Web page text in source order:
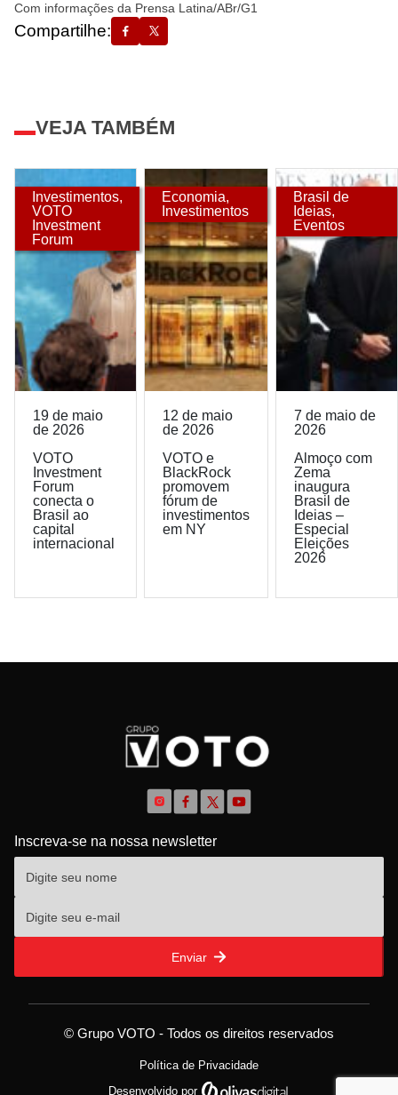
Com informações da Prensa Latina/ABr/G1
Compartilhe:
VEJA TAMBÉM
Investimentos,
VOTO
Investment
Forum
19 de maio
de 2026
VOTO
Investment
Forum
conecta o
Brasil ao
capital
internacional
Economia,
Investimentos
12 de maio
de 2026
VOTO e
BlackRock
promovem
fórum de
investimentos
em NY
Brasil de
Ideias,
Eventos
7 de maio de
2026
Almoço com
Zema
inaugura
Brasil de
Ideias –
Especial
Eleições
2026
Inscreva-se na nossa newsletter
Enviar
© Grupo VOTO - Todos os direitos reservados
Política de Privacidade
Desenvolvido por